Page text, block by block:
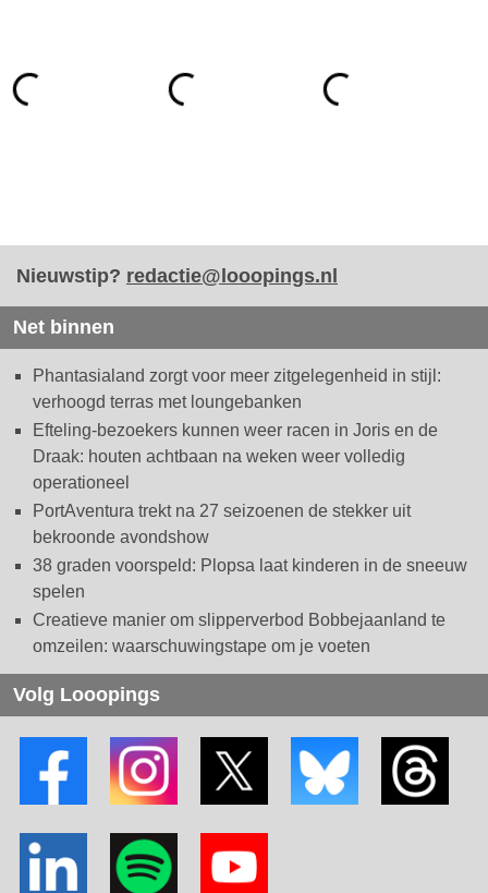
Nieuwstip? redactie@looopings.nl
Net binnen
Phantasialand zorgt voor meer zitgelegenheid in stijl:
verhoogd terras met loungebanken
Efteling-bezoekers kunnen weer racen in Joris en de
Draak: houten achtbaan na weken weer volledig
operationeel
PortAventura trekt na 27 seizoenen de stekker uit
bekroonde avondshow
38 graden voorspeld: Plopsa laat kinderen in de sneeuw
spelen
Creatieve manier om slipperverbod Bobbejaanland te
omzeilen: waarschuwingstape om je voeten
Volg Looopings